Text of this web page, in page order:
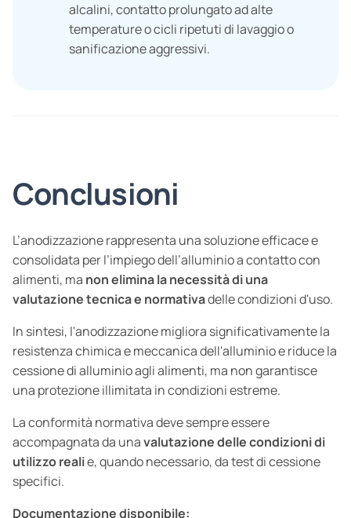
alcalini, contatto prolungato ad alte
temperature o cicli ripetuti di lavaggio o
sanificazione aggressivi.
Conclusioni
L’anodizzazione rappresenta una soluzione efficace e
consolidata per l’impiego dell’alluminio a contatto con
alimenti, ma non elimina la necessità di una
valutazione tecnica e normativadelle condizioni d'uso.
In sintesi, l'anodizzazione migliora significativamente la
resistenza chimica e meccanica dell'alluminio e riduce la
cessione di alluminio agli alimenti, ma non garantisce
una protezione illimitata in condizioni estreme.
La conformità normativa deve sempre essere
accompagnata da unavalutazione delle condizioni di
utilizzo realie, quando necessario, da test di cessione
specifici.
Documentazione disponibile: